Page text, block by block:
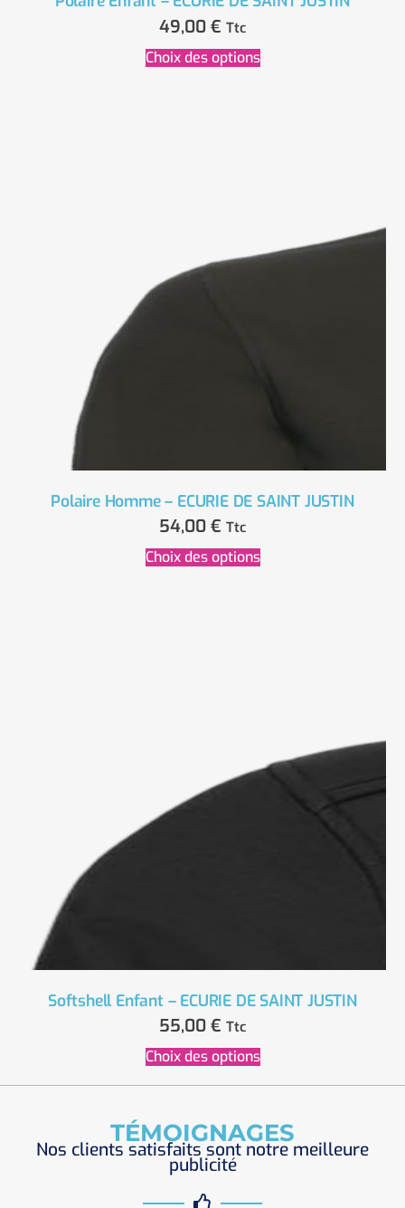
49,00 € Ttc
Choix des options
Polaire Homme – ECURIE DE SAINT JUSTIN
54,00 € Ttc
Choix des options
Softshell Enfant – ECURIE DE SAINT JUSTIN
55,00 € Ttc
Choix des options
TÉMOIGNAGES
Nos clients satisfaits sont notre meilleure
publicité